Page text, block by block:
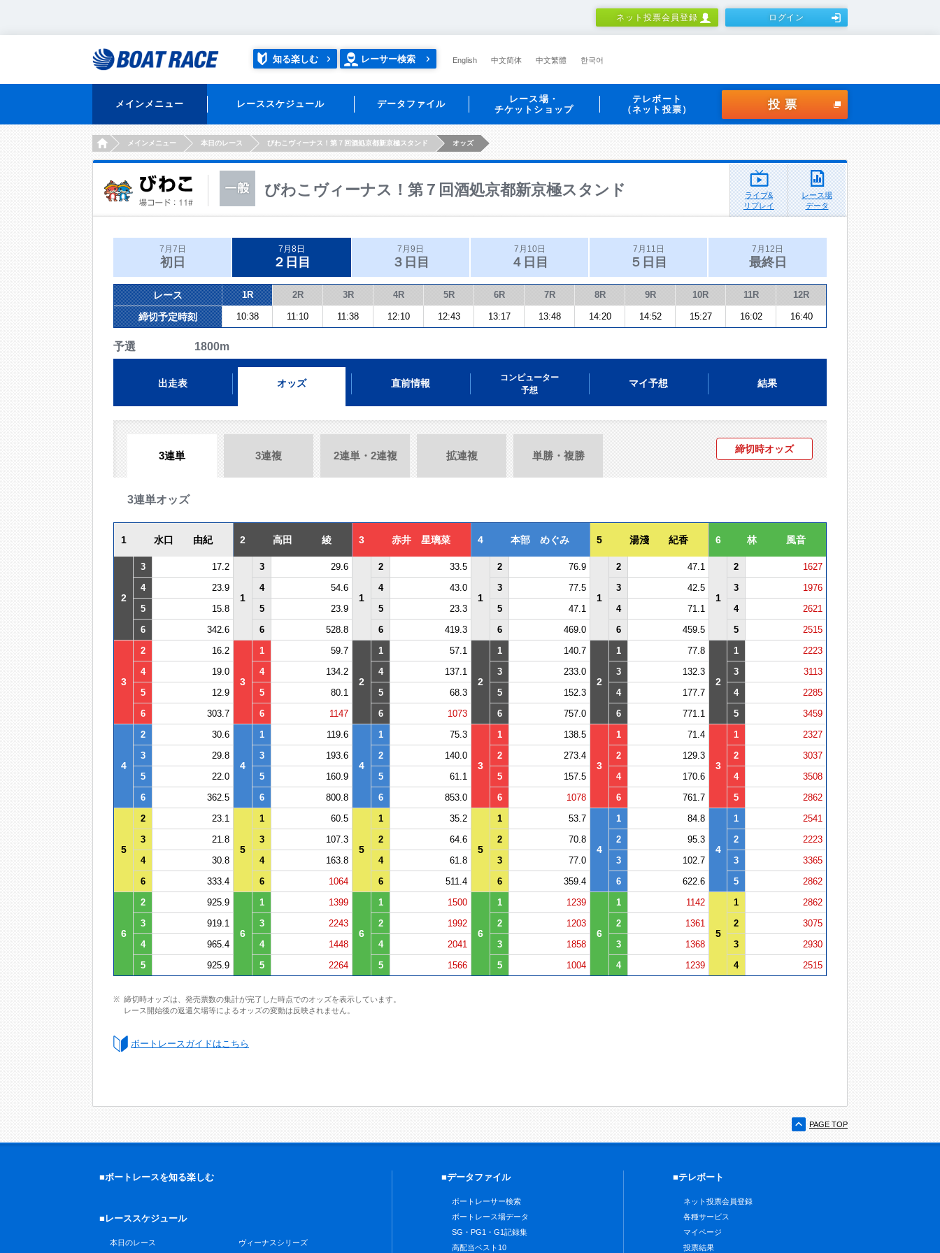
ネット投票会員登録 ログイン
知る楽しむ レーサー検索 English 中文简体 中文繁體 한국어
メインメニュー レーススケジュール データファイル
レース場・
チケットショップ
テレボート
（ネット投票）
投票
HOMEメインメニュー 本日のレース びわこヴィーナス！第７回酒処京都新京極スタンド オッズ
びわこヴィーナス！第７回酒処京都新京極スタンド
ライブ&
リプレイ
レース場
データ
7月7日
初日
7月8日
２日目
7月9日
３日目
7月10日
４日目
7月11日
５日目
7月12日
最終日
レース 1R 2R 3R 4R 5R 6R 7R 8R 9R 10R 11R 12R
締切予定時刻 10:38 11:10 11:38 12:10 12:43 13:17 13:48 14:20 14:52 15:27 16:02 16:40
予選 1800m
出走表 オッズ 直前情報
コンピューター
予想
マイ予想 結果
3連単 3連複 2連単・2連複 拡連複 単勝・複勝
締切時オッズ
3連単オッズ
1 水口 由紀 2 高田 綾 3 赤井 星璃菜 4 本部 めぐみ 5 湯淺 紀香 6 林 風音
2
3 17.2
1
3 29.6
1
2 33.5
1
2 76.9
1
2 47.1
1
2
1627
4
23.9 4 54.6 4 43.0 3 77.5 3 42.5 3
1976
5
15.8 5 23.9 5 23.3 5 47.1 4 71.1 4
2621
6
342.6 6 528.8 6 419.3 6 469.0 6 459.5 5 2515
3
2 16.2
3
1 59.7
2
1 57.1
2
1 140.7
2
1 77.8
2
1
2223
4
19.0 4 134.2 4 137.1 3 233.0 3 132.3 3
3113
5
12.9 5 80.1 5 68.3 5 152.3 4 177.7 4
2285
6
303.7 6 1147 6 1073 6 757.0 6 771.1 5 3459
4
2 30.6
4
1 119.6
4
1 75.3
3
1 138.5
3
1 71.4
3
1
2327
3
29.8 3 193.6 2 140.0 2 273.4 2 129.3 2
3037
5
22.0 5 160.9 5 61.1 5 157.5 4 170.6 4
3508
6
362.5 6 800.8 6 853.0 6 1078 6 761.7 5 2862
5
2 23.1
5
1 60.5
5
1 35.2
5
1 53.7
4
1 84.8
4
1
2541
3
21.8 3 107.3 2 64.6 2 70.8 2 95.3 2
2223
4
30.8 4 163.8 4 61.8 3 77.0 3 102.7 3
3365
6
333.4 6 1064 6 511.4 6 359.4 6 622.6 5 2862
6
2 925.9
6
1 1399
6
1 1500
6
1 1239
6
1 1142
5
1
2862
3
919.1 3 2243 2 1992 2 1203 2 1361 2
3075
4
965.4 4 1448 4 2041 3 1858 3 1368 3
2930
5
925.9 5 2264 5 1566 5 1004 4 1239 4 2515
締切時オッズは、発売票数の集計が完了した時点でのオッズを表示しています。
レース開始後の返還欠場等によるオッズの変動は反映されません。
ボートレースガイドはこちら
PAGE TOP
■ボートレースを知る楽しむ
■レーススケジュール
本日のレース ヴィーナスシリーズ
■データファイル
ボートレーサー検索
ボートレース場データ
SG・PG1・G1記録集
高配当ベスト10
■テレボート
ネット投票会員登録
各種サービス
マイページ
投票結果